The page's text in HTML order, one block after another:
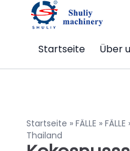
Startseite Über
Startseite » FÄLLE » FÄLLE
Thailand